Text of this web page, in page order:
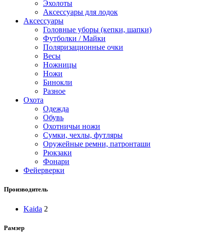
Эхолоты
Аксессуары для лодок
Аксессуары
Головные уборы (кепки, шапки)
Футболки / Майки
Поляризационные очки
Весы
Ножницы
Ножи
Бинокли
Разное
Охота
Одежда
Обувь
Охотничьи ножи
Сумки, чехлы, футляры
Оружейные ремни, патронташи
Рюкзаки
Фонари
Фейерверки
Производитель
Kaida 2
Рамзер